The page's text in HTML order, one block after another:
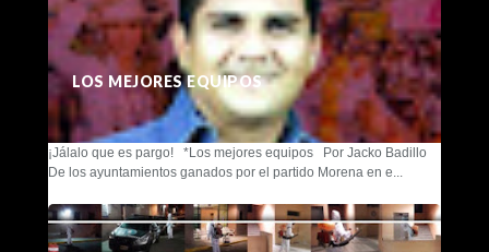
LOS MEJORES EQUIPOS
¡Jálalo que es pargo! *Los mejores equipos Por Jacko Badillo
De los ayuntamientos ganados por el partido Morena en e...